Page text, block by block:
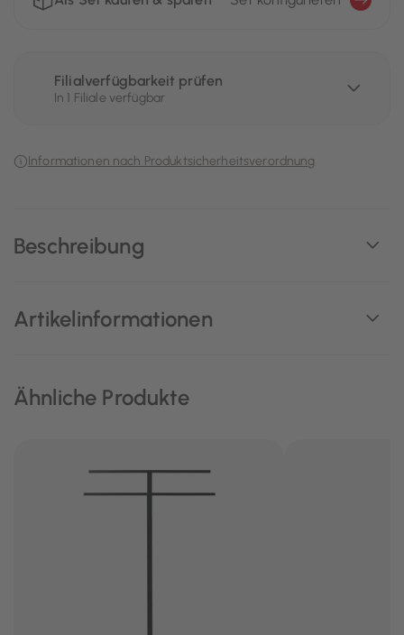
Beschreibung
Artikelinformationen
Filialverfügbarkeit prüfen
In 1 Filiale verfügbar
Informationen nach Produktsicherheitsverordnung